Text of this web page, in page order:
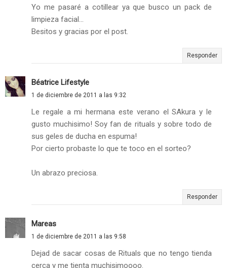
Yo me pasaré a cotillear ya que busco un pack de
limpieza facial...
Besitos y gracias por el post.
Responder
Béatrice Lifestyle
1 de diciembre de 2011 a las 9:32
Le regale a mi hermana este verano el SAkura y le
gusto muchisimo! Soy fan de rituals y sobre todo de
sus geles de ducha en espuma!
Por cierto probaste lo que te toco en el sorteo?
Un abrazo preciosa.
Responder
Mareas
1 de diciembre de 2011 a las 9:58
Dejad de sacar cosas de Rituals que no tengo tienda
cerca y me tienta muchisimoooo.